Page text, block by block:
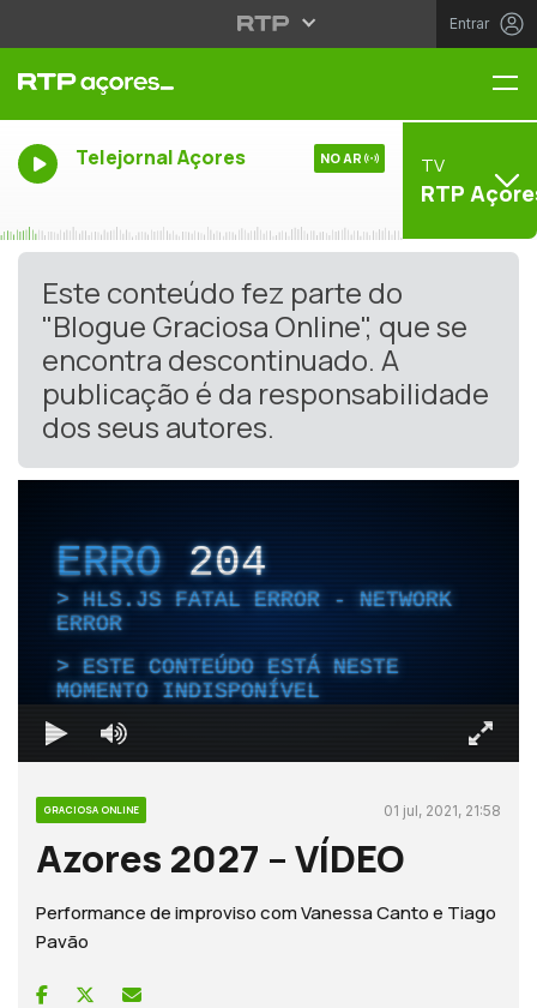
Entrar
Telejornal Açores NO AR TV
RTP
Este conteúdo fez parte do
"Blogue Graciosa Online", que se
encontra descontinuado. A
publicação é da responsabilidade
dos seus autores.
ERRO204
HLS.JS FATAL ERROR - NETWORK
ERROR
ESTE CONTEÚDO ESTÁ NESTE
MOMENTO INDISPONÍVEL
GRACIOSA ONLINE 01 jul, 2021, 21:58
Azores 2027 – VÍDEO
Performance de improviso com Vanessa Canto e Tiago
Pavão